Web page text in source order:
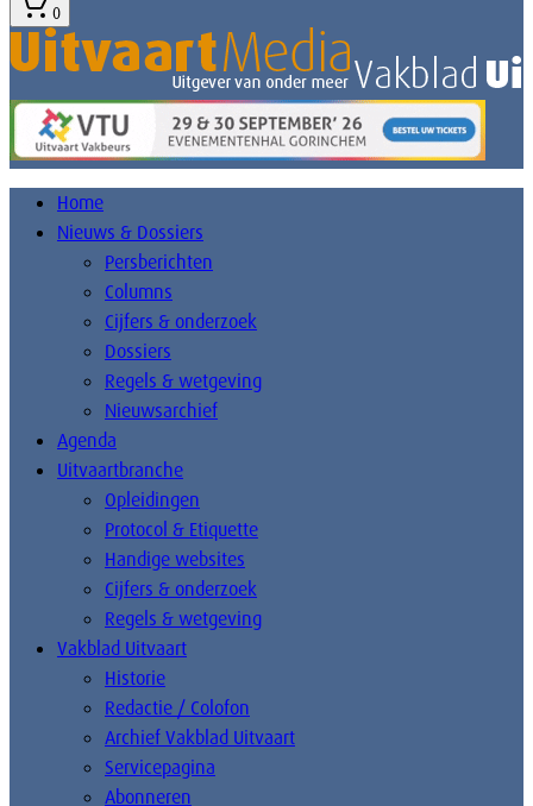
0
Home
Nieuws & Dossiers
Persberichten
Columns
Cijfers & onderzoek
Dossiers
Regels & wetgeving
Nieuwsarchief
Agenda
Uitvaartbranche
Opleidingen
Protocol & Etiquette
Handige websites
Cijfers & onderzoek
Regels & wetgeving
Vakblad Uitvaart
Historie
Redactie / Colofon
Archief Vakblad Uitvaart
Servicepagina
Abonneren